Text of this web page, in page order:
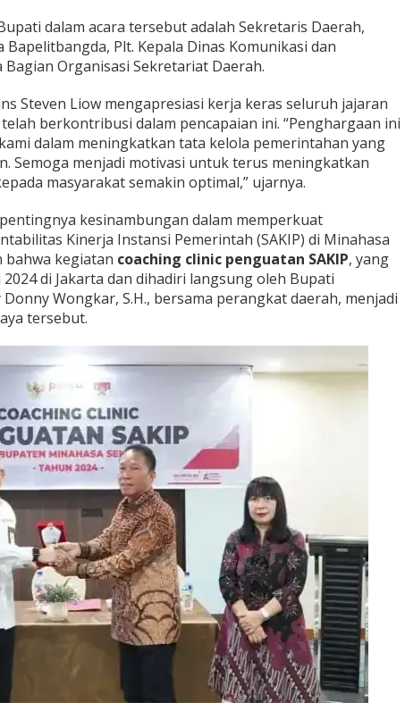
dalam acara tersebut adalah Sekretaris Daerah,
Plt. Kepala Dinas Komunikasi dan
Organisasi Sekretariat Daerah.
Steven Liow mengapresiasi kerja keras seluruh jajaran
berkontribusi dalam pencapaian ini. “Penghargaan ini
dalam meningkatkan tata kelola pemerintahan yang
Semoga menjadi motivasi untuk terus meningkatkan
masyarakat semakin optimal,” ujarnya.
kesinambungan dalam memperkuat
Kinerja Instansi Pemerintah (SAKIP) di Minahasa
bahwa kegiatan coaching clinic penguatan SAKIP, yang
di Jakarta dan dihadiri langsung oleh Bupati
Wongkar, S.H., bersama perangkat daerah, menjadi
tersebut.